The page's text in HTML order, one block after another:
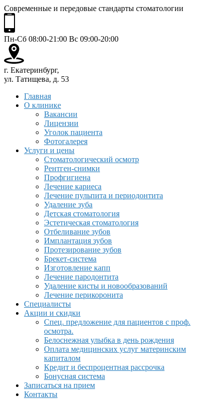
Современные и передовые стандарты стоматологии
Пн-Сб 08:00-21:00 Вс 09:00-20:00
г. Екатеринбург,
ул. Татищева, д. 53
Главная
О клинике
Вакансии
Лицензии
Уголок пациента
Фотогалерея
Услуги и цены
Стоматологический осмотр
Рентген-снимки
Профгигиена
Лечение кариеса
Лечение пульпита и периодонтита
Удаление зуба
Детская стоматология
Эстетическая стоматология
Отбеливание зубов
Имплантация зубов
Протезирование зубов
Брекет-система
Изготовление капп
Лечение пародонтита
Удаление кисты и новообразований
Лечение перикоронита
Специалисты
Акции и скидки
Спец. предложение для пациентов с проф.
осмотра.
Белоснежная улыбка в день рождения
Оплата медицинских услуг материнским
капиталом
Кредит и беспроцентная рассрочка
Бонусная система
Записаться на прием
Контакты